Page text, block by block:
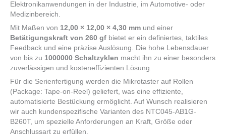
Elektronikanwendungen in der Industrie, im Automotive- oder
Medizinbereich.
Mit Maßen von 12,00 × 12,00 × 4,30 mm und einer
Betätigungskraft von 260 gf bietet er ein definiertes, taktiles
Feedback und eine präzise Auslösung. Die hohe Lebensdauer
von bis zu 1000000 Schaltzyklen macht ihn zu einer besonders
zuverlässigen und kosteneffizienten Lösung.
Für die Serienfertigung werden die Mikrotaster auf Rollen
(Package: Tape-on-Reel) geliefert, was eine effiziente,
automatisierte Bestückung ermöglicht. Auf Wunsch realisieren
wir auch kundenspezifische Varianten des NTC045-AB1G-
B260T, um spezielle Anforderungen an Kraft, Größe oder
Anschlussart zu erfüllen.